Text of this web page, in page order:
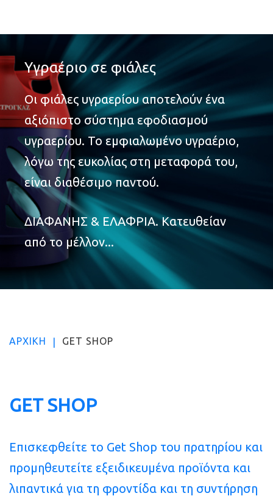
Υγραέριο σε φιάλες
Οι φιάλες υγραερίου αποτελούν ένα
αξιόπιστο σύστημα εφοδιασμού
υγραερίου. Το εμφιαλωμένο υγραέριο,
λόγω της ευκολίας στη μεταφορά του,
είναι διαθέσιμο παντού.
ΔΙΑΦΑΝΗΣ & ΕΛΑΦΡΙΑ. Κατευθείαν
από το μέλλον...
ΑΡΧΙΚΉ GET SHOP
GET SHOP
Επισκεφθείτε το Get Shop του πρατηρίου και
προμηθευτείτε εξειδικευμένα προϊόντα και
λιπαντικά για τη φροντίδα και τη συντήρηση